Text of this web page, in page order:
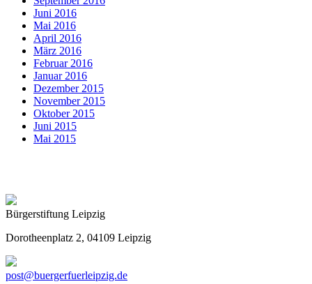
Juni 2016
Mai 2016
April 2016
März 2016
Februar 2016
Januar 2016
Dezember 2015
November 2015
Oktober 2015
Juni 2015
Mai 2015
Bürgerstiftung Leipzig
Dorotheenplatz 2, 04109 Leipzig
post@buergerfuerleipzig.de